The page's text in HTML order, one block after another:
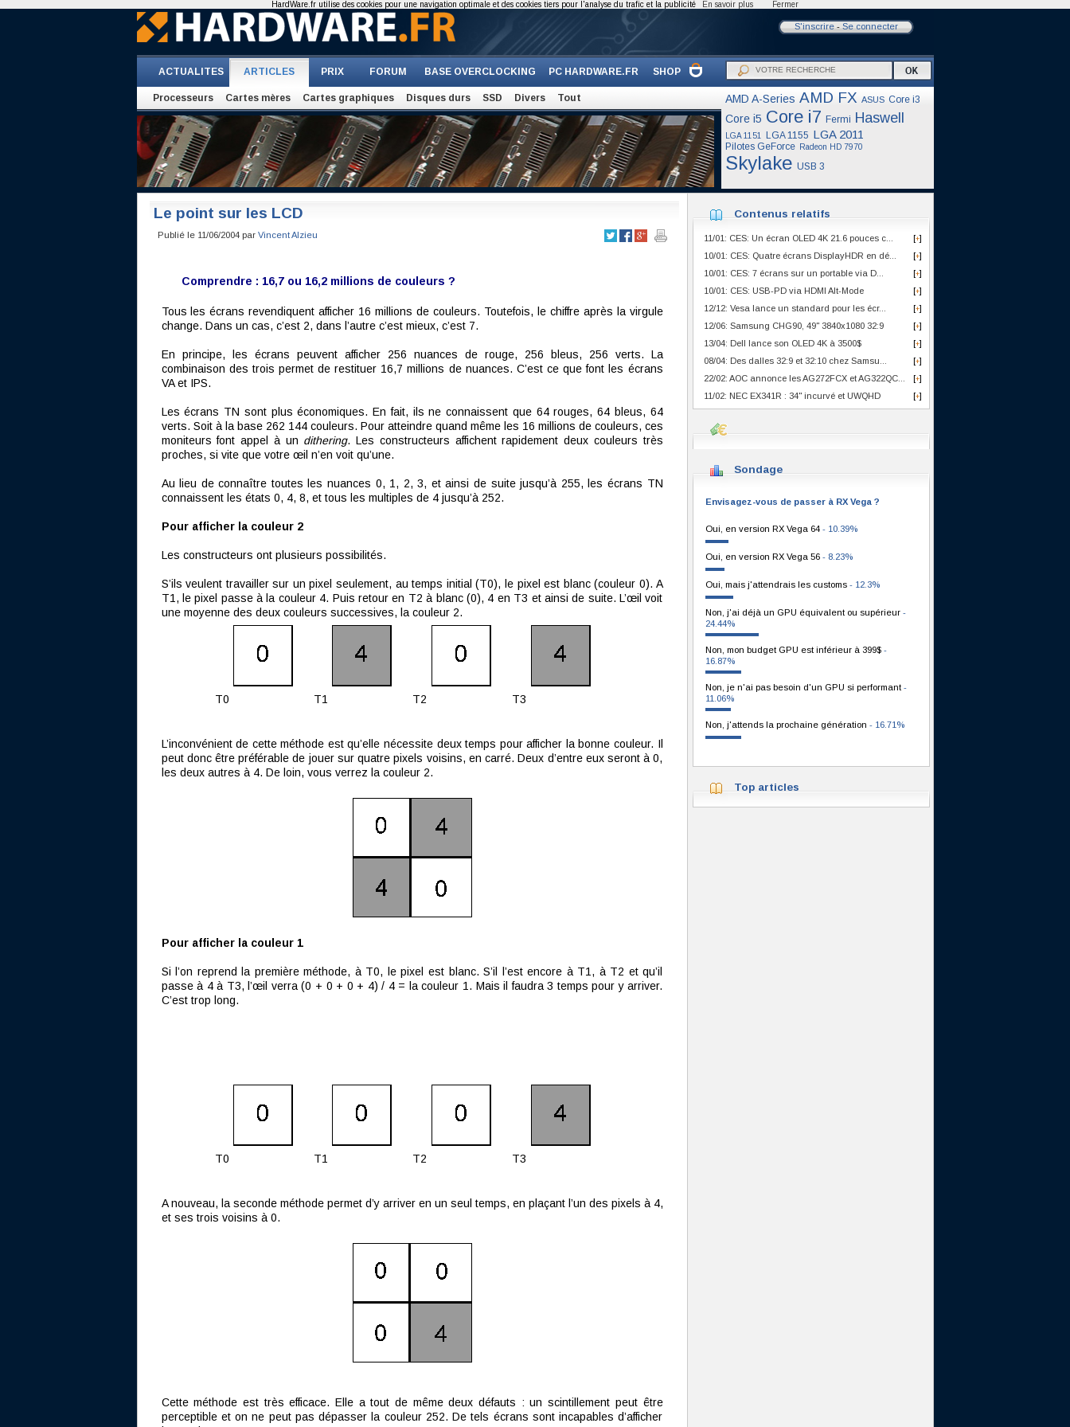
S'inscrire- Se connecter
ACTUALITES ARTICLES PRIX FORUM BASE OVERCLOCKING PC HARDWARE.FR SHOP
Processeurs Cartes mères Cartes graphiques Disques durs SSD Divers Tout AMD A-Series AMD FX ASUS Core i3
Core i5 Core i7 Fermi Haswell
LGA 1151 LGA 1155 LGA 2011
Pilotes GeForce Radeon HD 7970
Skylake USB 3
Le point sur les LCD
Publié le 11/06/2004 par Vincent Alzieu
Comprendre : 16,7 ou 16,2 millions de couleurs ?
Tous les écrans revendiquent afficher 16 millions de couleurs. Toutefois, le chiffre après la virgule
change. Dans un cas, c’est 2, dans l’autre c’est mieux, c’est 7.
En principe, les écrans peuvent afficher 256 nuances de rouge, 256 bleus, 256 verts. La
combinaison des trois permet de restituer 16,7 millions de nuances. C’est ce que font les écrans
VA et IPS.
Les écrans TN sont plus économiques. En fait, ils ne connaissent que 64 rouges, 64 bleus, 64
verts. Soit à la base 262 144 couleurs. Pour atteindre quand même les 16 millions de couleurs, ces
moniteurs font appel à un dithering. Les constructeurs affichent rapidement deux couleurs très
proches, si vite que votre œil n’en voit qu’une.
Au lieu de connaître toutes les nuances 0, 1, 2, 3, et ainsi de suite jusqu’à 255, les écrans TN
connaissent les états 0, 4, 8, et tous les multiples de 4 jusqu’à 252.
Pour afficher la couleur 2
Les constructeurs ont plusieurs possibilités.
S’ils veulent travailler sur un pixel seulement, au temps initial (T0), le pixel est blanc (couleur 0). A
T1, le pixel passe à la couleur 4. Puis retour en T2 à blanc (0), 4 en T3 et ainsi de suite. L’œil voit
une moyenne des deux couleurs successives, la couleur 2.
T0 T1 T2 T3
L’inconvénient de cette méthode est qu’elle nécessite deux temps pour afficher la bonne couleur. Il
peut donc être préférable de jouer sur quatre pixels voisins, en carré. Deux d’entre eux seront à 0,
les deux autres à 4. De loin, vous verrez la couleur 2.
Pour afficher la couleur 1
Si l’on reprend la première méthode, à T0, le pixel est blanc. S’il l’est encore à T1, à T2 et qu’il
passe à 4 à T3, l’œil verra (0 + 0 + 0 + 4) / 4 = la couleur 1. Mais il faudra 3 temps pour y arriver.
C’est trop long.
T0 T1 T2 T3
A nouveau, la seconde méthode permet d’y arriver en un seul temps, en plaçant l’un des pixels à 4,
et ses trois voisins à 0.
Cette méthode est très efficace. Elle a tout de même deux défauts : un scintillement peut être
perceptible et on ne peut pas dépasser la couleur 252. De tels écrans sont incapables d’afficher
Contenus relatifs
[+]
11/01: CES: Un écran OLED 4K 21.6 pouces c...
[+]
10/01: CES: Quatre écrans DisplayHDR en dé...
[+]
10/01: CES: 7 écrans sur un portable via D...
[+]
10/01: CES: USB-PD via HDMI Alt-Mode
[+]
12/12: Vesa lance un standard pour les écr...
[+]
12/06: Samsung CHG90, 49" 3840x1080 32:9
[+]
13/04: Dell lance son OLED 4K à 3500$
[+]
08/04: Des dalles 32:9 et 32:10 chez Samsu...
[+]
22/02: AOC annonce les AG272FCX et AG322QC...
[+]
11/02: NEC EX341R : 34" incurvé et UWQHD
Sondage
Envisagez-vous de passer à RX Vega ?
Oui, en version RX Vega 64 - 10.39%
Oui, en version RX Vega 56 - 8.23%
Oui, mais j'attendrais les customs - 12.3%
Non, j'ai déjà un GPU équivalent ou supérieur -
24.44%
Non, mon budget GPU est inférieur à 399$ -
16.87%
Non, je n'ai pas besoin d'un GPU si performant -
11.06%
Non, j'attends la prochaine génération - 16.71%
Top articles
HardWare.fr utilise des cookies pour une navigation optimale et des cookies tiers pour l'analyse du trafic et la publicité En savoir plus Fermer